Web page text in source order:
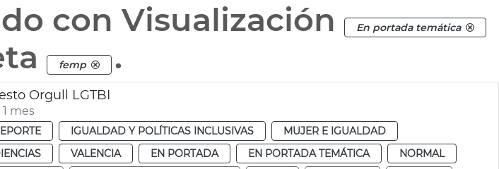
con Visualización En portada temática
femp .
Orgull LGTBI
mes
IGUALDAD Y POLÍTICAS INCLUSIVAS
MUJER E IGUALDAD
VALENCIA EN PORTADA EN PORTADA TEMÁTICA
NORMAL